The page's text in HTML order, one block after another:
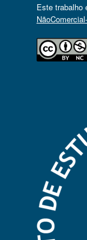
Este trabalho